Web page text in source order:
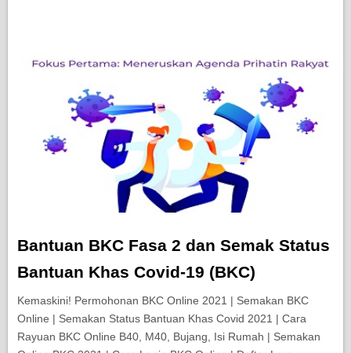
Bantuan BKC Fasa 2 dan Semak Status
Bantuan Khas Covid-19 (BKC)
Kemaskini! Permohonan BKC Online 2021 | Semakan BKC
Online | Semakan Status Bantuan Khas Covid 2021 | Cara
Rayuan BKC Online B40, M40, Bujang, Isi Rumah | Semakan